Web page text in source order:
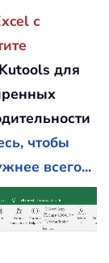
с
Kutools для
чтобы
всего...